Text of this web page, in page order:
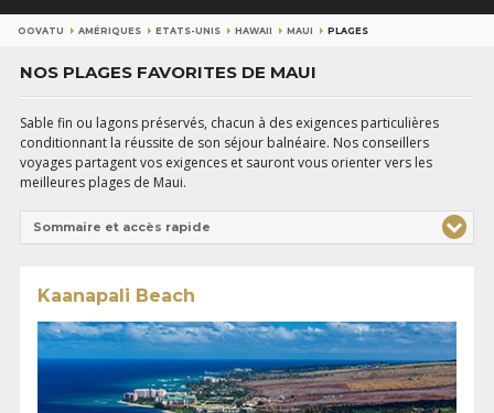
OOVATU AMÉRIQUES ETATS-UNIS HAWAII MAUI PLAGES
NOS PLAGES FAVORITES DE MAUI
Sable fin ou lagons préservés, chacun à des exigences particulières
conditionnant la réussite de son séjour balnéaire. Nos conseillers
voyages partagent vos exigences et sauront vous orienter vers les
meilleures plages de Maui.
Sommaire et accès rapide
Kaanapali Beach